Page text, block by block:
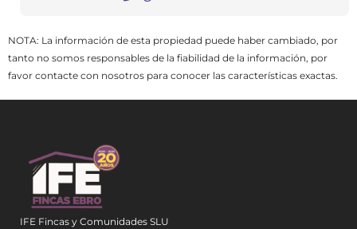
NOTA: La información de esta propiedad puede haber cambiado, por
tanto no somos responsables de la fiabilidad de la información, por
favor contacte con nosotros para conocer las características exactas.
IFE Fincas y Comunidades SLU